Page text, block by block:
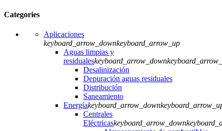
Categories
Aplicaciones
keyboard_arrow_downkeyboard_arrow_up
Aguas limpias y
residualeskeyboard_arrow_down
Desalinización
Depuración aguas residuales
Distribución
Saneamiento
Energíakeyboard_arrow_down
Centrales
Eléctricaskeyboard_arrow_down